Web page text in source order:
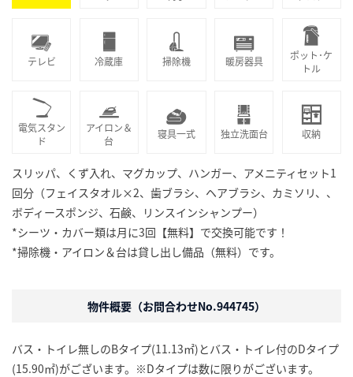
テレビ 冷蔵庫 掃除機 暖房器具
ポット･ケ
トル
電気スタン
ド
アイロン＆
台
寝具一式 独立洗面台 収納
スリッパ、くず入れ、マグカップ、ハンガー、アメニティセット1
回分（フェイスタオル×2、歯ブラシ、ヘアブラシ、カミソリ、、
ボディースポンジ、石鹸、リンスインシャンプー）
*シーツ・カバー類は月に3回【無料】で交換可能です！
*掃除機・アイロン＆台は貸し出し備品（無料）です。
物件概要（お問合わせNo.944745）
バス・トイレ無しのBタイプ(11.13㎡)とバス・トイレ付のDタイプ
(15.90㎡)がございます。※Dタイプは数に限りがございます。